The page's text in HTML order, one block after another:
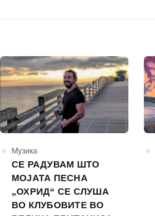
КАтегорија
Музика
СЕ РАДУВАМ ШТО
МОЈАТА ПЕСНА
„ОХРИД“ СЕ СЛУША
ВО КЛУБОВИТЕ ВО